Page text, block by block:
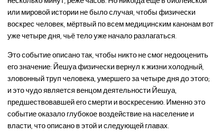
или мировой истории не было случая, чтобы физически
воскрес человек, мёртвый по всем медицинским канонам вот
уже четыре дня, чьё тело уже начало разлагаться.
Это событие описано так, чтобы никто не смог недооценить
его значение: Йешуа физически вернул к жизни холодный,
зловонный труп человека, умершего за четыре дня до этого;
и это чудо является венцом деятельности Йешуа,
предшествовавшей его смерти и воскресению. Именно это
событие оказало глубокое воздействие на население и
власти, что описано в этой и следующей главах.